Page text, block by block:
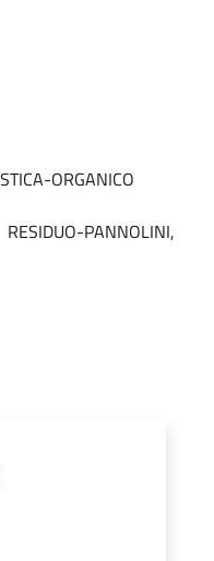
ORGANICO
PANNOLINI,